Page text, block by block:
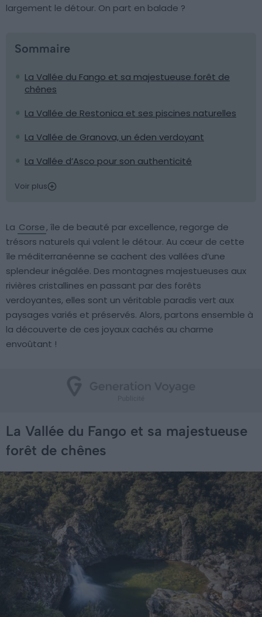
largement le détour. On part en balade ?
Sommaire
La Vallée du Fango et sa majestueuse forêt de
chênes
La Vallée de Restonica et ses piscines naturelles
La Vallée de Granova, un éden verdoyant
La Vallée d’Asco pour son authenticité
Voir plus
La Corse, île de beauté par excellence, regorge de
trésors naturels qui valent le détour. Au cœur de cette
île méditerranéenne se cachent des vallées d’une
splendeur inégalée. Des montagnes majestueuses aux
rivières cristallines en passant par des forêts
verdoyantes, elles sont un véritable paradis vert aux
paysages variés et préservés. Alors, partons ensemble à
la découverte de ces joyaux cachés au charme
envoûtant !
La Vallée du Fango et sa majestueuse
forêt de chênes